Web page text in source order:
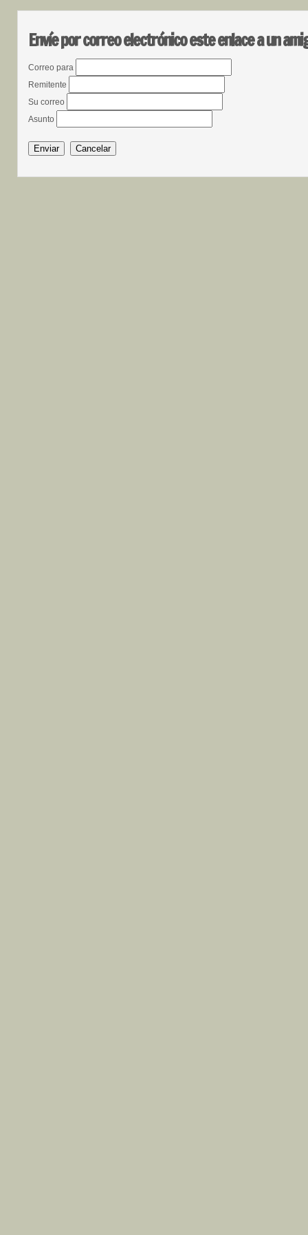
Envíe por correo electrónico este enlace a un
Correo para
Remitente
Su correo
Asunto
Enviar Cancelar